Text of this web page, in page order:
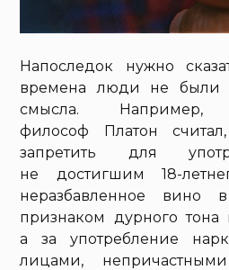
Напоследок нужно
времена люди не были
смысла. Например,
философ Платон
запретить для
не достигшим 18-
неразбавленное вино
признаком дурного тона
а за употребление
лицами,